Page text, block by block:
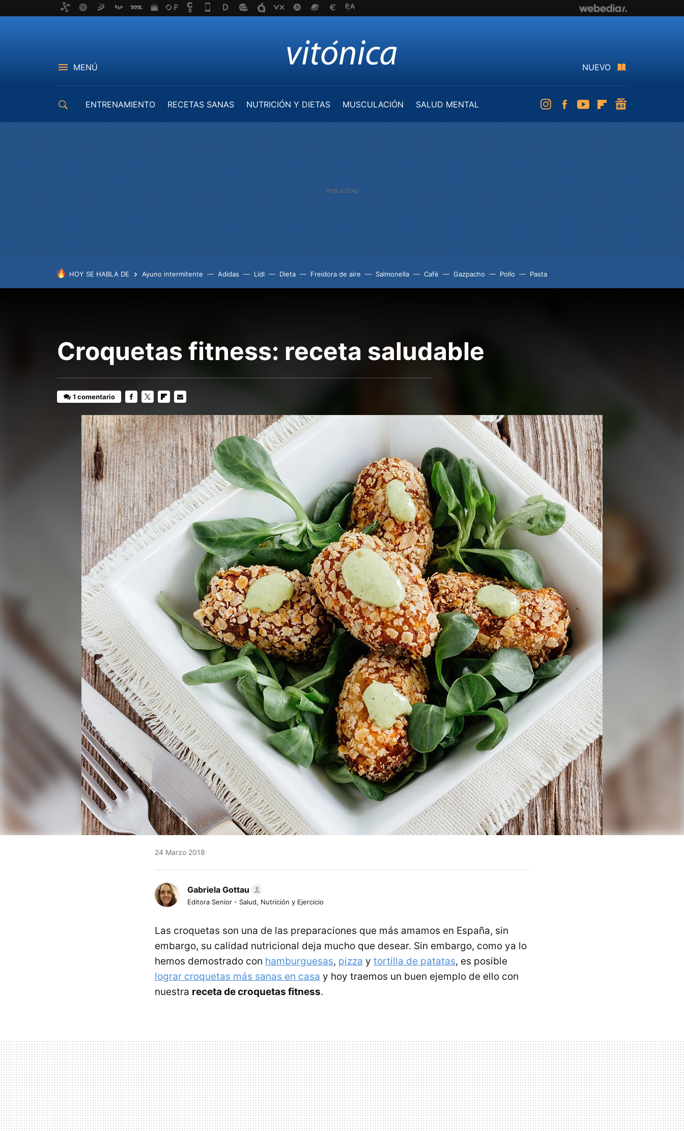
MENÚ NUEVO
ENTRENAMIENTO RECETAS SANAS NUTRICIÓN Y DIETAS MUSCULACIÓN
SALUD MENTAL
InstagramFacebookYoutubeFlipboard
HOY SE HABLA DE Ayuno intermitente Adidas Lidl Dieta Freidora de aire Salmonella Café Gazpacho Pollo Pasta
Croquetas fitness: receta saludable
1 comentario
MAIL
24 Marzo 2018
Gabriela Gottau
Editora Senior - Salud, Nutrición y Ejercicio
Las croquetas son una de las preparaciones que más amamos en España, sin
embargo, su calidad nutricional deja mucho que desear. Sin embargo, como ya lo
hemos demostrado con hamburguesas, pizza y tortilla de patatas, es posible
lograr croquetas más sanas en casa y hoy traemos un buen ejemplo de ello con
nuestra receta de croquetas fitness.